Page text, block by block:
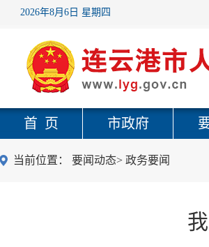
2026年8月6日 星期四
首 页 市政府
当前位置： 要闻动态> 政务要闻